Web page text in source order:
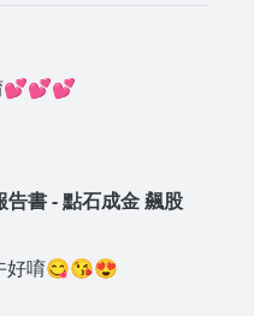
💕💕💕
書 - 點石成金 飆股
好唷😋😘😍